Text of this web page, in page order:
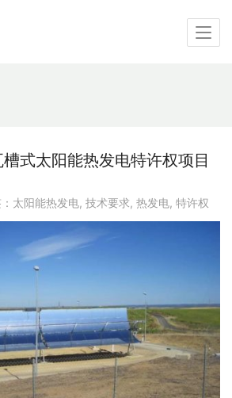
式太阳能热发电特许权项目
太阳能热发电, 技术要求, 热发电, 特许权